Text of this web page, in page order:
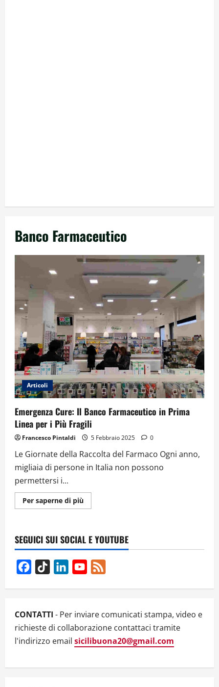
Banco Farmaceutico
Articoli
Emergenza Cure: Il Banco Farmaceutico in Prima
Linea per i Più Fragili
Francesco Pintaldi 5 Febbraio 2025 0
Le Giornate della Raccolta del Farmaco Ogni anno,
migliaia di persone in Italia non possono
permettersi i...
Per saperne di piùUlteriori
informazioni
Il
Banco
Farmaceutico
Prima
Linea
per
Più
SEGUICI SUI SOCIAL E YOUTUBE
Facebook
TikTok LinkedInYouTube
CONTATTI - Per inviare comunicati stampa, video e
richieste di collaborazione contattaci tramite
l'indirizzo email sicilibuona20@gmail.com